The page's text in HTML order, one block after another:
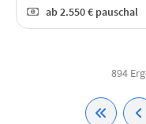
ab2.550 € pauschal
894